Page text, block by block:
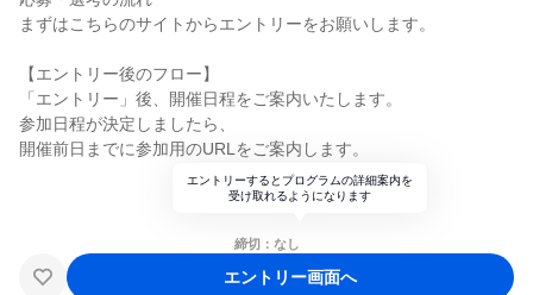
まずはこちらのサイトからエントリーをお願いします。
【エントリー後のフロー】
「エントリー」後、開催日程をご案内いたします。
参加日程が決定しましたら、
開催前日までに参加用のURLをご案内します。
エントリーするとプログラムの詳細案内を
受け取れるようになります
締切：なし
エントリー画面へ